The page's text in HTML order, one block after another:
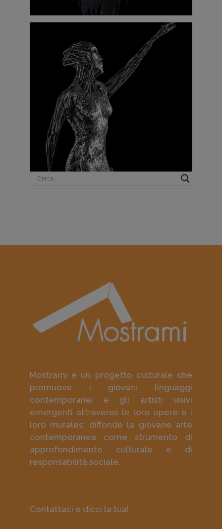
Mostrami è un progetto culturale che
promuove i giovani linguaggi
contemporanei e gli artisti visivi
emergenti attraverso le loro opere e i
loro murales; diffonde la giovane arte
contemporanea come strumento di
approfondimento culturale e di
responsabilità sociale.
Contattaci e dicci la tua!